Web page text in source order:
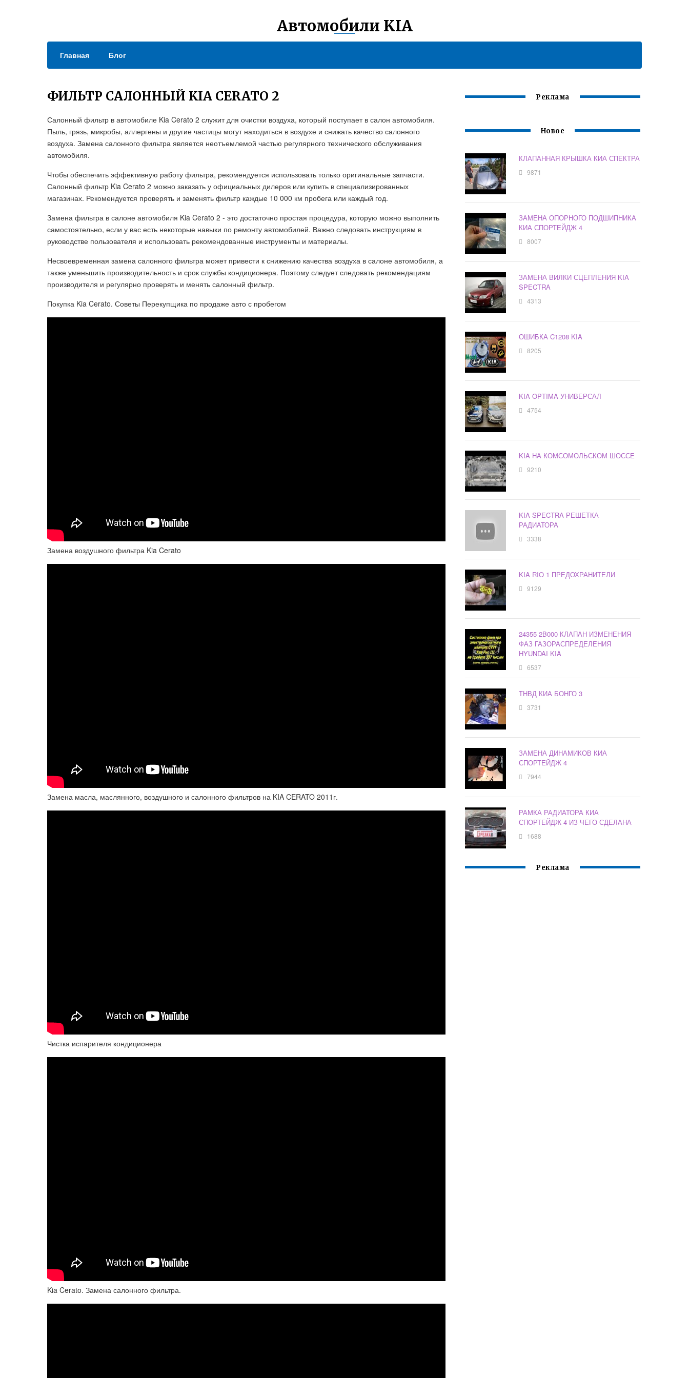
Автомобили KIA
Главная Блог
ФИЛЬТР САЛОННЫЙ KIA CERATO 2
Салонный фильтр в автомобиле Kia Cerato 2 служит для очистки воздуха, который поступает в салон автомобиля.
Пыль, грязь, микробы, аллергены и другие частицы могут находиться в воздухе и снижать качество салонного
воздуха. Замена салонного фильтра является неотъемлемой частью регулярного технического обслуживания
автомобиля.
Чтобы обеспечить эффективную работу фильтра, рекомендуется использовать только оригинальные запчасти.
Салонный фильтр Kia Cerato 2 можно заказать у официальных дилеров или купить в специализированных
магазинах. Рекомендуется проверять и заменять фильтр каждые 10 000 км пробега или каждый год.
Замена фильтра в салоне автомобиля Kia Cerato 2 - это достаточно простая процедура, которую можно выполнить
самостоятельно, если у вас есть некоторые навыки по ремонту автомобилей. Важно следовать инструкциям в
руководстве пользователя и использовать рекомендованные инструменты и материалы.
Несвоевременная замена салонного фильтра может привести к снижению качества воздуха в салоне автомобиля, а
также уменьшить производительность и срок службы кондиционера. Поэтому следует следовать рекомендациям
производителя и регулярно проверять и менять салонный фильтр.
Покупка Kia Cerato. Советы Перекупщика по продаже авто с пробегом
Замена воздушного фильтра Kia Cerato
Замена масла, маслянного, воздушного и салонного фильтров на KIA CERATO 2011г.
Чистка испарителя кондиционера
Kia Cerato. Замена салонного фильтра.
Реклама
Новое
КЛАПАННАЯ КРЫШКА КИА СПЕКТРА
9871
ЗАМЕНА ОПОРНОГО ПОДШИПНИКА
КИА СПОРТЕЙДЖ 4
8007
ЗАМЕНА ВИЛКИ СЦЕПЛЕНИЯ KIA
SPECTRA
4313
ОШИБКА C1208 KIA
8205
KIA OPTIMA УНИВЕРСАЛ
4754
KIA НА КОМСОМОЛЬСКОМ ШОССЕ
9210
KIA SPECTRA РЕШЕТКА
РАДИАТОРА
3338
KIA RIO 1 ПРЕДОХРАНИТЕЛИ
9129
24355 2B000 КЛАПАН ИЗМЕНЕНИЯ
ФАЗ ГАЗОРАСПРЕДЕЛЕНИЯ
HYUNDAI KIA
6537
ТНВД КИА БОНГО 3
3731
ЗАМЕНА ДИНАМИКОВ КИА
СПОРТЕЙДЖ 4
7944
РАМКА РАДИАТОРА КИА
СПОРТЕЙДЖ 4 ИЗ ЧЕГО СДЕЛАНА
1688
Реклама